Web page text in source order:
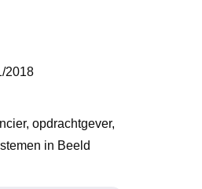
2018
, opdrachtgever,
in Beeld